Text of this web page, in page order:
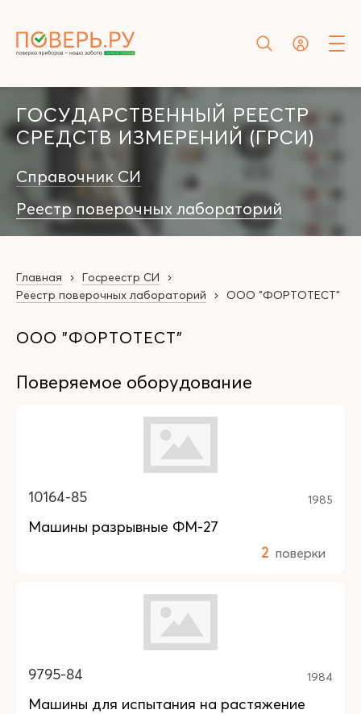
ГОСУДАРСТВЕННЫЙ РЕЕСТР
СРЕДСТВ ИЗМЕРЕНИЙ (ГРСИ)
Справочник СИ
Реестр поверочных лабораторий
Главная
Госреестр СИ
Реестр поверочных лабораторий
ООО "ФОРТОТЕСТ"
ООО "ФОРТОТЕСТ"
Поверяемое оборудование
10164-85 1985
Машины разрывные ФМ-27
2 поверки
9795-84 1984
Машины для испытания на растяжение